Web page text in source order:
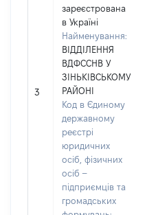
3
зареєстрована
в Україні
Найменування:
ВІДДІЛЕННЯ
ВДФССНВ У
ЗІНЬКІВСЬКОМУ
РАЙОНІ
Код в Єдиному
державному
реєстрі
юридичних
осіб, фізичних
осіб –
підприємців та
громадських